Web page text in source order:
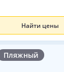
Найти цены
Пляжный